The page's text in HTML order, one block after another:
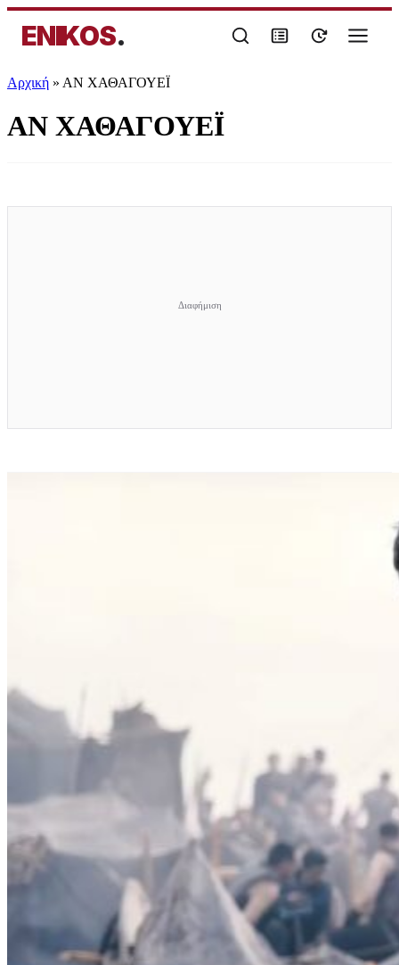
ENIKOS.
Αρχική » ΑΝ ΧΑΘΑΓΟΥΕΪ
ΑΝ ΧΑΘΑΓΟΥΕΪ